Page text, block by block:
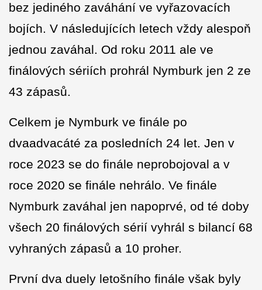
bez jediného zaváhání ve vyřazovacích
bojích. V následujících letech vždy alespoň
jednou zaváhal. Od roku 2011 ale ve
finálových sériích prohrál Nymburk jen 2 ze
43 zápasů.
Celkem je Nymburk ve finále po
dvaadvacáté za posledních 24 let. Jen v
roce 2023 se do finále neprobojoval a v
roce 2020 se finále nehrálo. Ve finále
Nymburk zaváhal jen napoprvé, od té doby
všech 20 finálových sérií vyhrál s bilancí 68
vyhraných zápasů a 10 proher.
První dva duely letošního finále však byly